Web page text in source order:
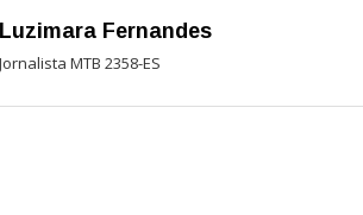
Luzimara Fernandes
Jornalista MTB 2358-ES